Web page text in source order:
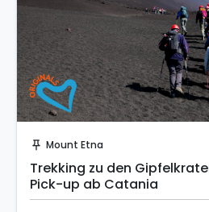
push_pin Mount Etna
Trekking zu den
Pick-up ab Catania